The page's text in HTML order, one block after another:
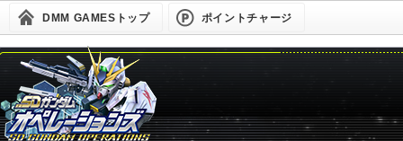
DMM GAMESトップ ポイントチャージ